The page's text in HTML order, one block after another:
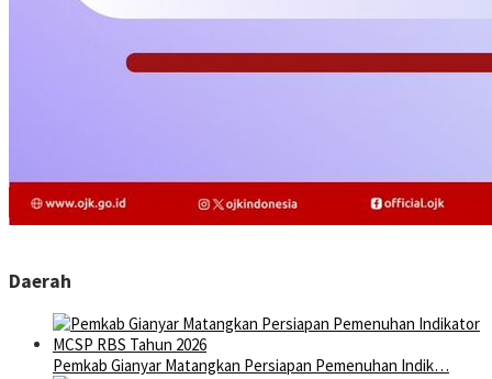
Daerah
Pemkab Gianyar Matangkan Persiapan Pemenuhan Indik…